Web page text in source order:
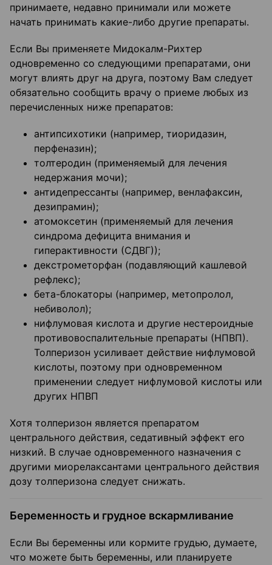
принимаете, недавно принимали или можете
начать принимать какие-либо другие препараты.
Если Вы применяете Мидокалм-Рихтер
одновременно со следующими препаратами, они
могут влиять друг на друга, поэтому Вам следует
обязательно сообщить врачу о приеме любых из
перечисленных ниже препаратов:
антипсихотики (например, тиоридазин,
перфеназин);
толтеродин (применяемый для лечения
недержания мочи);
антидепрессанты (например, венлафаксин,
дезипрамин);
атомоксетин (применяемый для лечения
синдрома дефицита внимания и
гиперактивности (СДВГ));
декстрометорфан (подавляющий кашлевой
рефлекс);
бета-блокаторы (например, метопролол,
небиволол);
нифлумовая кислота и другие нестероидные
противовоспалительные препараты (НПВП).
Толперизон усиливает действие нифлумовой
кислоты, поэтому при одновременном
применении следует нифлумовой кислоты или
других НПВП
Хотя толперизон является препаратом
центрального действия, седативный эффект его
низкий. В случае одновременного назначения с
другими миорелаксантами центрального действия
дозу толперизона следует снижать.
Беременность и грудное вскармливание
Если Вы беременны или кормите грудью, думаете,
что можете быть беременны, или планируете